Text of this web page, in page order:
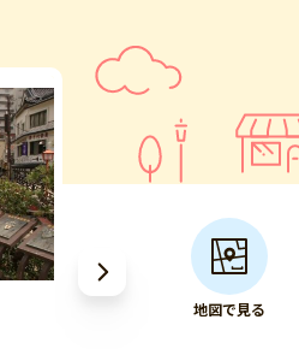
地図で見る